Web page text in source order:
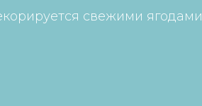
свежими ягодами